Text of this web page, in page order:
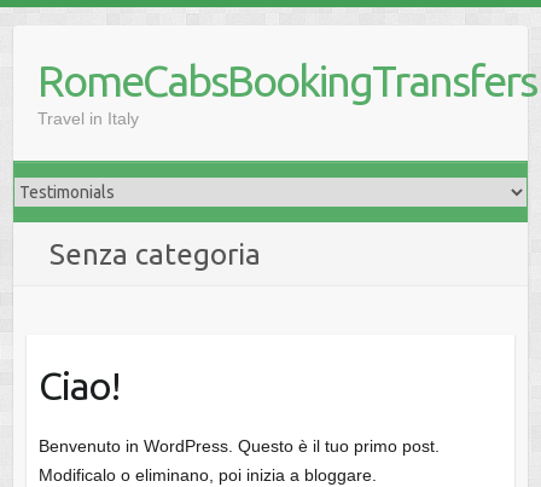
contentRomeCabsBookingTransfers
Travel in Italy
Senza categoria
Ciao!
Benvenuto in WordPress. Questo è il tuo primo post.
Modificalo o eliminano, poi inizia a bloggare.